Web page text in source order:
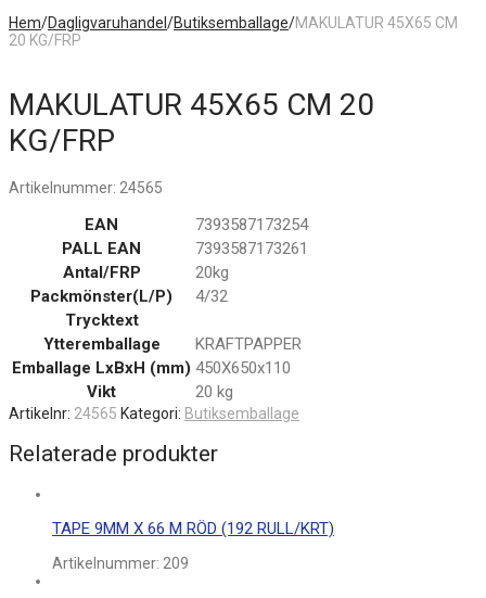
Hem/Dagligvaruhandel /Butiksemballage/MAKULATUR 45X65 CM
20 KG/FRP
MAKULATUR 45X65 CM 20
KG/FRP
Artikelnummer: 24565
EAN
7393587173254
PALL EAN
7393587173261
Antal/FRP
20kg
Packmönster(L/P)
4/32
Trycktext
Ytteremballage
KRAFTPAPPER
Emballage LxBxH (mm) 450X650x110
Vikt
20 kg
Artikelnr: 24565 Kategori: Butiksemballage
Relaterade produkter
TAPE 9MM X 66 M RÖD (192 RULL/KRT)
Artikelnummer: 209